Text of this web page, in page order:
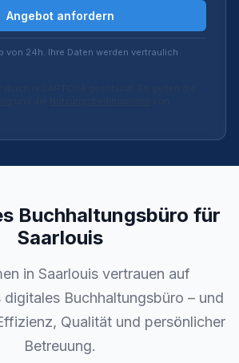
Angebot anfordern
von 24h. Ihre Daten werden vertraulich
Buchhaltungsbüro für
Saarlouis
in Saarlouis vertrauen auf
digitales Buchhaltungsbüro – und
Qualität und persönlicher
Betreuung.